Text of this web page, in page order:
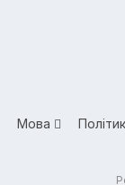
Мова